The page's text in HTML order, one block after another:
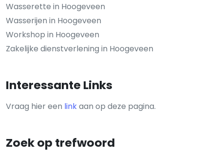
Wasserette in Hoogeveen
Wasserijen in Hoogeveen
Workshop in Hoogeveen
Zakelijke dienstverlening in Hoogeveen
Interessante Links
Vraag hier een linkaan op deze pagina.
Zoek op trefwoord